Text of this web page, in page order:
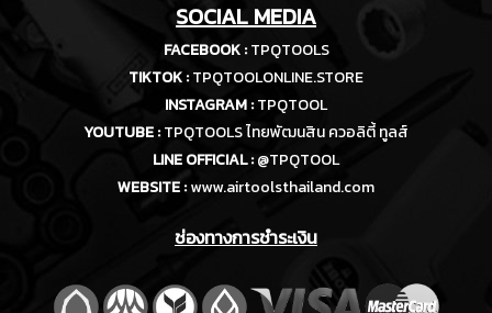
SOCIAL MEDIA
FACEBOOK : TPQTOOLS
TIKTOK :TPQTOOLONLINE.STORE
INSTAGRAM :TPQTOOL
YOUTUBE :TPQTOOLS ไทยพัฒนสิน ควอลิตี้ ทูลส์
LINE OFFICIAL :@TPQTOOL
WEBSITE :www.airtoolsthailand.com
ช่องทางการชำระเงิน